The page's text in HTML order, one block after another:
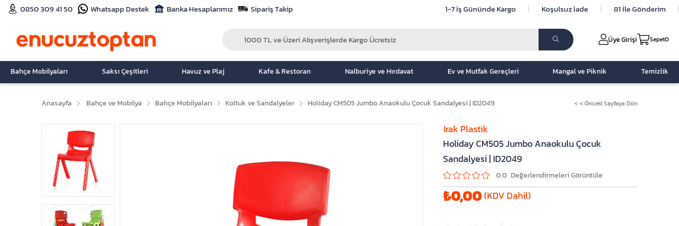
0850 309 41 50 Whatsapp Destek Banka Hesaplarımız Sipariş Takip 1-7 İş Gününde Kargo Koşulsuz İade 81 İle Gönderim
Üye Girişi Sepet0
Bahçe Mobilyaları Saksı Çeşitleri Havuz ve Plaj Kafe & Restoran Nalburiye ve Hırdavat Ev ve Mutfak Gereçleri Mangal ve Piknik Temizlik
Anasayfa Bahçe ve Mobilya Bahçe Mobilyaları Koltuk ve Sandalyeler Holiday CM505 Jumbo Anaokulu Çocuk Sandalyesi | ID2049 < < Önceki Sayfaya Dön
Holiday CM505 Jumbo Anaokulu Çocuk
Sandalyesi | ID2049
0.0
₺0,00(KDV Dahil)
Irak Plastik